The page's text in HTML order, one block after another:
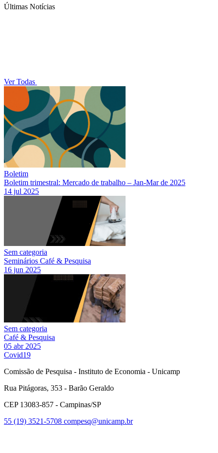
Últimas Notícias
Ver Todas
Boletim
Boletim trimestral: Mercado de trabalho – Jan-Mar de 2025
14 jul 2025
Sem categoria
Seminários Café & Pesquisa
16 jun 2025
Sem categoria
Café & Pesquisa
05 abr 2025
Covid19
Comissão de Pesquisa - Instituto de Economia - Unicamp
Rua Pitágoras, 353 - Barão Geraldo
CEP 13083-857 - Campinas/SP
55 (19) 3521-5708 compesq@unicamp.br